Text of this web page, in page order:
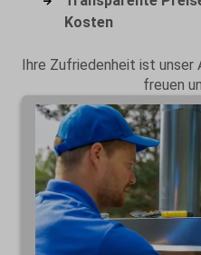
Kosten
Ihre Zufriedenheit ist unser
freuen